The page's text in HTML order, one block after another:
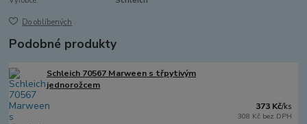
Do oblíbených
Podobné produkty
Schleich 70567 Marween s třpytivým
jednorožcem
373 Kč/ks
308 Kč bez DPH